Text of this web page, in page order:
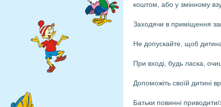
коштом, або у змінному
Заходячи в приміщення
Не допускайте, щоб
При вході, будь ласка,
Допоможіть своїй дитині
Батьки повинні